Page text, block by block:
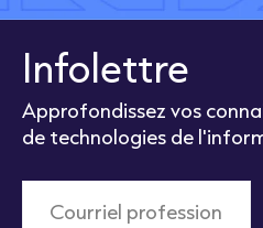
Infolettre
Approfondissez vos
de technologies de